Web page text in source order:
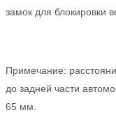
замок для блокировки
Примечание:
до задней части
65 мм.